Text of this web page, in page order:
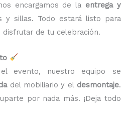
encargamos de la entrega y
y sillas. Todo estará listo para
disfrutar de tu celebración.
evento, nuestro equipo se
del mobiliario y el desmontaje.
por nada más. ¡Deja todo